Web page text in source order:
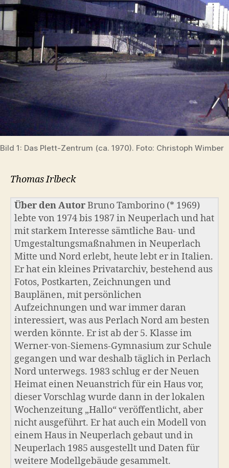
Bild 1: Das Plett-Zentrum (ca. 1970). Foto: Christoph Wimber
Thomas Irlbeck
Über den AutorBruno Tamborino (* 1969)
lebte von 1974 bis 1987 in Neuperlach und hat
mit starkem Interesse sämtliche Bau- und
Umgestaltungsmaßnahmen in Neuperlach
Mitte und Nord erlebt, heute lebt er in Italien.
Er hat ein kleines Privatarchiv, bestehend aus
Fotos, Postkarten, Zeichnungen und
Bauplänen, mit persönlichen
Aufzeichnungen und war immer daran
interessiert, was aus Perlach Nord am besten
werden könnte. Er ist ab der 5. Klasse im
Werner-von-Siemens-Gymnasium zur Schule
gegangen und war deshalb täglich in Perlach
Nord unterwegs. 1983 schlug er der Neuen
Heimat einen Neuanstrich für ein Haus vor,
dieser Vorschlag wurde dann in der lokalen
Wochenzeitung „Hallo“ veröffentlicht, aber
nicht ausgeführt. Er hat auch ein Modell von
einem Haus in Neuperlach gebaut und in
Neuperlach 1985 ausgestellt und Daten für
weitere Modellgebäude gesammelt.